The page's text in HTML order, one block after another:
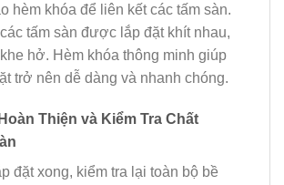
hèm khóa để liên kết các tấm sàn.
tấm sàn được lắp đặt khít nhau,
hở. Hèm khóa thông minh giúp
trở nên dễ dàng và nhanh chóng.
Thiện và Kiểm Tra Chất
đặt xong, kiểm tra lại toàn bộ bề